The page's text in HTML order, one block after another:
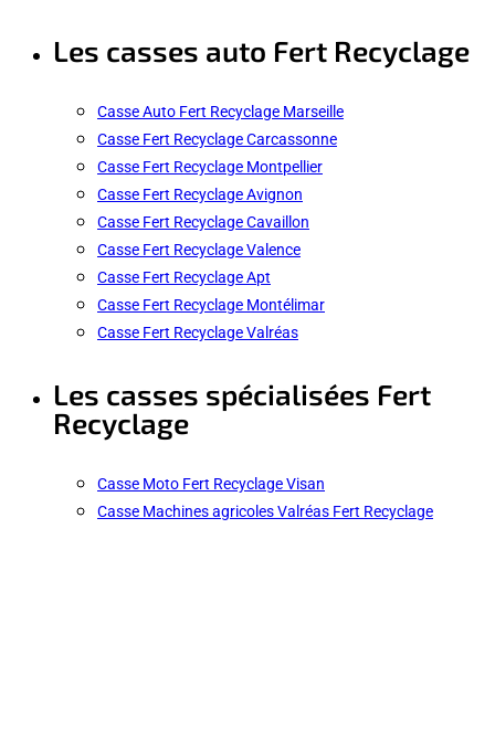
Les casses auto Fert Recyclage
Casse Auto Fert Recyclage Marseille
Casse Fert Recyclage Carcassonne
Casse Fert Recyclage Montpellier
Casse Fert Recyclage Avignon
Casse Fert Recyclage Cavaillon
Casse Fert Recyclage Valence
Casse Fert Recyclage Apt
Casse Fert Recyclage Montélimar
Casse Fert Recyclage Valréas
Les casses spécialisées Fert
Recyclage
Casse Moto Fert Recyclage Visan
Casse Machines agricoles Valréas Fert Recyclage